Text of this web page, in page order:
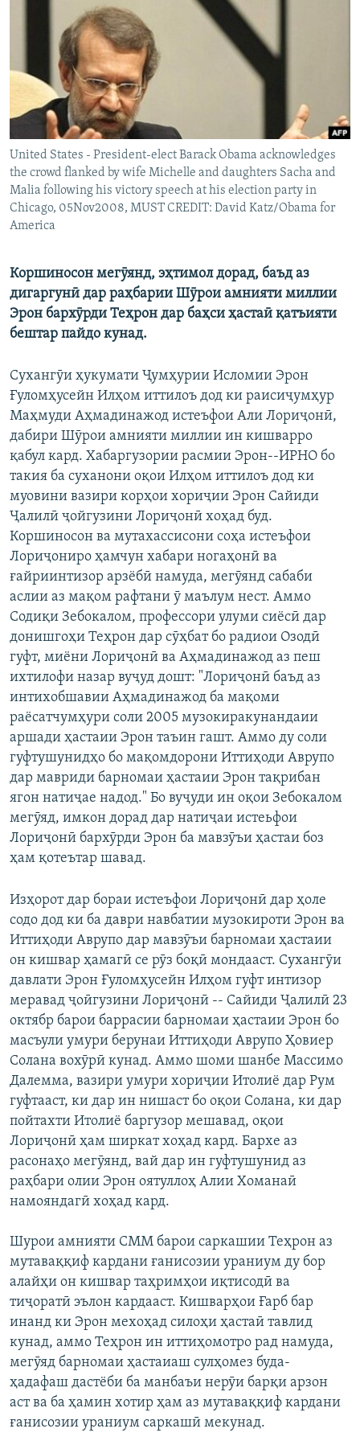
ГУЗОРИШҲОИ РАДИОӢ
Русский
ПАЙГИРӢ КУНЕД
Ҳамаи сомонаҳои RFE/RL
United States - President-elect Barack Obama acknowledges
the crowd flanked by wife Michelle and daughters Sacha and
Malia following his victory speech at his election party in
Chicago, 05Nov2008, MUST CREDIT: David Katz/Obama for
America
Коршиносон мегӯянд, эҳтимол дорад, баъд аз
дигаргунӣ дар раҳбарии Шӯрои амнияти миллии
Эрон бархӯрди Теҳрон дар баҳси ҳастаӣ қатъияти
бештар пайдо кунад.
Сухангӯи ҳукумати Ҷумҳурии Исломии Эрон
Ғуломҳусейн Илҳом иттилоъ дод ки раисиҷумҳур
Маҳмуди Аҳмадинажод истеъфои Али Лориҷонӣ,
дабири Шӯрои амнияти миллии ин кишварро
қабул кард. Хабаргузории расмии Эрон--ИРНО бо
такия ба суханони оқои Илҳом иттилоъ дод ки
муовини вазири корҳои хориҷии Эрон Сайиди
Ҷалилӣ ҷойгузини Лориҷонӣ хоҳад буд.
Коршиносон ва мутахассисони соҳа истеъфои
Лориҷониро ҳамчун хабари ногаҳонӣ ва
ғайриинтизор арзёбӣ намуда, мегӯянд сабаби
аслии аз мақом рафтани ӯ маълум нест. Аммо
Содиқи Зебокалом, профессори улуми сиёсӣ дар
донишгоҳи Теҳрон дар сӯҳбат бо радиои Озодӣ
гуфт, миёни Лориҷонӣ ва Аҳмадинажод аз пеш
ихтилофи назар вуҷуд дошт: "Лориҷонӣ баъд аз
интихобшавии Аҳмадинажод ба мақоми
раёсатчумҳури соли 2005 музокиракунандаии
аршади ҳастаии Эрон таъин гашт. Аммо ду соли
гуфтушунидҳо бо мақомдорони Иттиҳоди Аврупо
дар мавриди барномаи ҳастаии Эрон тақрибан
ягон натиҷае надод." Бо вуҷуди ин оқои Зебокалом
мегӯяд, имкон дорад дар натиҷаи истеьфои
Лориҷонӣ бархӯрди Эрон ба мавзӯъи ҳастаи боз
ҳам қотеътар шавад.
Изҳорот дар бораи истеъфои Лориҷонӣ дар ҳоле
содо дод ки ба даври навбатии музокироти Эрон ва
Иттиҳоди Аврупо дар мавзӯъи барномаи ҳастаии
он кишвар ҳамагӣ се рӯз боқӣ мондааст. Сухангӯи
давлати Эрон Ғуломҳусейн Илҳом гуфт интизор
меравад ҷоӣгузини Лориҷонӣ -- Сайиди Ҷалилӣ 23
октябр барои баррасии барномаи ҳастаии Эрон бо
масъули умури берунаи Иттиҳоди Аврупо Ҳовиер
Солана вохӯрӣ кунад. Аммо шоми шанбе Массимо
Далемма, вазири умури хориҷии Итолиё дар Рум
гуфтааст, ки дар ин нишаст бо оқои Солана, ки дар
пойтахти Итолиё баргузор мешавад, оқои
Лориҷонӣ ҳам ширкат хоҳад кард. Бархе аз
расонаҳо мегӯянд, вай дар ин гуфтушунид аз
раҳбари олии Эрон оятуллоҳ Алии Хоманаӣ
намояндагӣ хоҳад кард.
Шурои амнияти СММ барои саркашии Теҳрон аз
мутаваққиф кардани ғанисозии ураниум ду бор
алайҳи он кишвар таҳримҳои иқтисодӣ ва
тиҷоратӣ эълон кардааст. Кишварҳои Ғарб бар
инанд ки Эрон мехоҳад силоҳи ҳастаӣ тавлид
кунад, аммо Теҳрон ин иттиҳомотро рад намуда,
мегӯяд барномаи ҳастаиаш сулҳомез буда-
ҳадафаш дастёби ба манбаъи нерӯи барқи арзон
аст ва ба ҳамин хотир ҳам аз мутаваққиф кардани
ғанисозии ураниум саркашӣ мекунад.